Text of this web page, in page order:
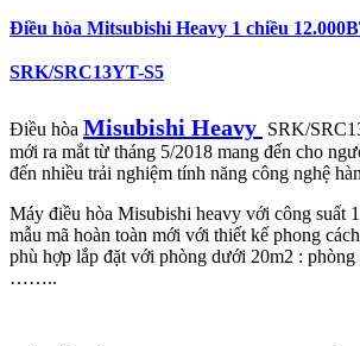
Điều hòa Mitsubishi Heavy 1 chiều
SRK/SRC13YT-S5
Điều hòa Misubishi Heavy SRK/
mới ra mắt từ tháng 5/2018 mang đến cho
đến nhiều trải nghiệm tính năng công nghệ
Máy điều hòa Misubishi heavy với công suất
mẫu mã hoàn toàn mới với thiết kế phong
phù hợp lắp đặt với phòng dưới 20m2 :
……..